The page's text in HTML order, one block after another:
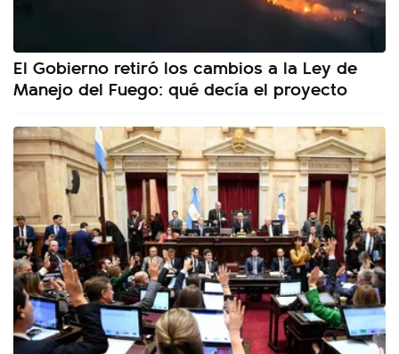
El Gobierno retiró los cambios a la Ley de
Manejo del Fuego: qué decía el proyecto